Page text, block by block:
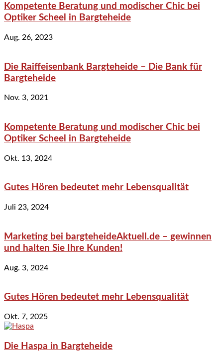
Kompetente Beratung und modischer Chic bei
Optiker Scheel in Bargteheide
Aug. 26, 2023
Die Raiffeisenbank Bargteheide – Die Bank für
Bargteheide
Nov. 3, 2021
Kompetente Beratung und modischer Chic bei
Optiker Scheel in Bargteheide
Okt. 13, 2024
Gutes Hören bedeutet mehr Lebensqualität
Juli 23, 2024
Marketing bei bargteheideAktuell.de – gewinnen
und halten Sie Ihre Kunden!
Aug. 3, 2024
Gutes Hören bedeutet mehr Lebensqualität
Okt. 7, 2025
Die Haspa in Bargteheide